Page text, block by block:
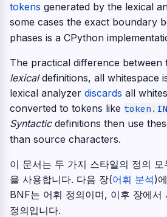
tokens generated by the lexical
some cases the exact boundary
phases is a CPython
The practical difference between
lexicaldefinitions, all whitespace
lexical analyzer discards all
converted to tokens like
Syntacticdefinitions then use
than source characters.
이 문서는 두 가지 스타일의 정의
을 사용합니다. 다음 장(어휘 분석)
BNF는 어휘 정의이며, 이후 장에서
정의입니다.